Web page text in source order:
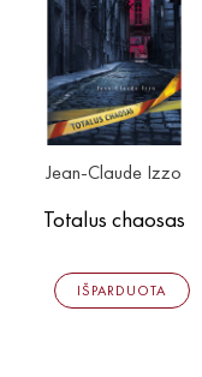
Jean-Claude Izzo
Totalus chaosas
IŠPARDUOTA